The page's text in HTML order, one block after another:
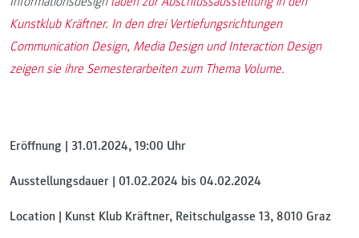
Kunstklub Kräftner. In den drei Vertiefungsrichtungen
Communication Design, Media Design und Interaction Design
zeigen sie ihre Semesterarbeiten zum Thema Volume.
Eröffnung | 31.01.2024, 19:00 Uhr
Ausstellungsdauer | 01.02.2024 bis 04.02.2024
Location | Kunst Klub Kräftner, Reitschulgasse 13, 8010 Graz